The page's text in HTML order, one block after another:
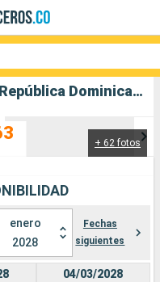
Crucero Carnival Freedom: República Dominicana, Bahamas, Estados Unidos salida desde Norfolk
+ 62 fotos
enero
2028
Fechas
siguientes
04/03/2028
Compañías
Buscar